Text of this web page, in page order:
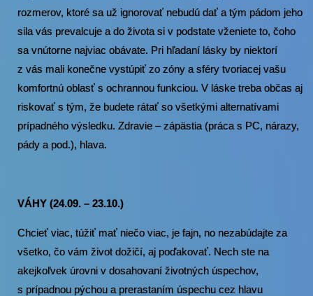
rozmerov, ktoré sa už ignorovať nebudú dať a tým pádom jeho
sila vás prevalcuje a do života si v podstate vženiete to, čoho
sa vnútorne najviac obávate. Pri hľadaní lásky by niektorí
z vás mali konečne vystúpiť zo zóny a sféry tvoriacej vašu
komfortnú oblasť s ochrannou funkciou. V láske treba občas aj
riskovať s tým, že budete rátať so všetkými alternatívami
prípadného výsledku. Zdravie – zápästia (práca s PC, nárazy,
pády a pod.), hlava.
VÁHY (24.09. – 23.10.)
Chcieť viac, túžiť mať niečo viac, je fajn, no nezabúdajte za
všetko, čo vám život dožičí, aj poďakovať. Nech ste na
akejkoľvek úrovni v dosahovaní životných úspechov,
s prípadnou pýchou a prerastaním úspechu cez hlavu